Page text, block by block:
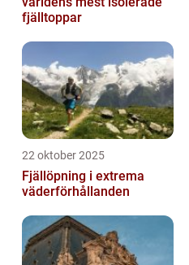
fjälltoppar
22 oktober 2025
Fjällöpning i extrema
väderförhållanden